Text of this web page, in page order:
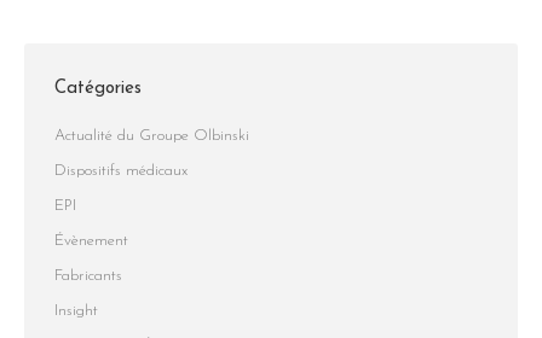
Catégories
Actualité du Groupe Olbinski
Dispositifs médicaux
EPI
Évènement
Fabricants
Insight